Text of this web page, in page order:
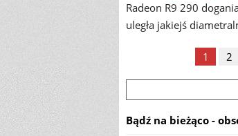
Radeon R9 290
uległa jakiejś
1 2
Bądź na bieżąco -